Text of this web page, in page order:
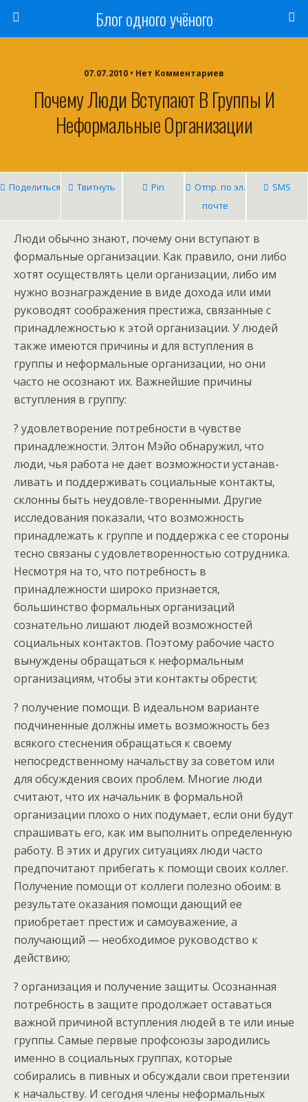
Блог одного учёного
07.07.2010 • Нет Комментариев
Почему Люди Вступают В Группы И
Неформальные Организации
Поделиться Твитнуть Pin
Отпр. по эл.
почте
SMS
Люди обычно знают, почему они вступают в
формальные организации. Как правило, они либо
хотят осуществлять цели организации, либо им
нужно вознаграждение в виде дохода или ими
руководят соображения престижа, связанные с
принадлежностью к этой организации. У людей
также имеются причины и для вступления в
группы и неформальные организации, но они
часто не осознают их. Важнейшие причины
вступления в группу:
? удовлетворение потребности в чувстве
принадлежности. Элтон Мэйо обнаружил, что
люди, чья работа не дает возможности устанав-
ливать и поддерживать социальные контакты,
склонны быть неудовле-творенными. Другие
исследования показали, что возможность
принадлежать к группе и поддержка с ее стороны
тесно связаны с удовлетворенностью сотрудника.
Несмотря на то, что потребность в
принадлежности широко признается,
большинство формальных организаций
сознательно лишают людей возможностей
социальных контактов. Поэтому рабочие часто
вынуждены обращаться к неформальным
организациям, чтобы эти контакты обрести;
? получение помощи. В идеальном варианте
подчиненные должны иметь возможность без
всякого стеснения обращаться к своему
непосредственному начальству за советом или
для обсуждения своих проблем. Многие люди
считают, что их начальник в формальной
организации плохо о них подумает, если они будут
спрашивать его, как им выполнить определенную
работу. В этих и других ситуациях люди часто
предпочитают прибегать к помощи своих коллег.
Получение помощи от коллеги полезно обоим: в
результате оказания помощи дающий ее
приобретает престиж и самоуважение, а
получающий — необходимое руководство к
действию;
? организация и получение защиты. Осознанная
потребность в защите продолжает оставаться
важной причиной вступления людей в те или иные
группы. Самые первые профсоюзы зародились
именно в социальных группах, которые
собирались в пивных и обсуждали свои претензии
к начальству. И сегодня члены неформальных